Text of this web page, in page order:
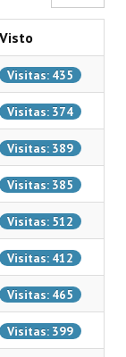
Visto
Visitas: 435
Visitas: 374
Visitas: 389
Visitas: 385
Visitas: 512
Visitas: 412
Visitas: 465
Visitas: 399